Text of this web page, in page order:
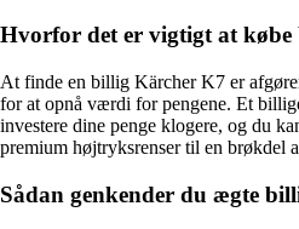
Hvorfor det er vigtigt at
At finde en billig Kärcher K7 er
for at opnå værdi for pengene. Et
investere dine penge klogere, og du
premium højtryksrenser til en brøkdel
Sådan genkender du ægte